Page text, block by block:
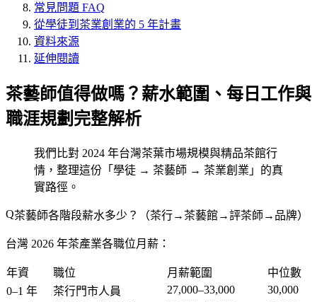
常見問題 FAQ
從學徒到茶業創業的 5 年計畫
資料來源
延伸閱讀
茶藝師值得做嗎？薪水範圍、每日工作與
職涯規劃完整解析
我們比對 2024 年台灣茶葉市場規模與精品茶館行
情，整理這份「學徒 → 茶藝師 → 茶業創業」的真
實路徑。
茶藝師各階段薪水多少？（茶行→茶藝館→評茶師→品牌）
台灣 2026 年茶產業各職位月薪：
年資 職位 月薪範圍
中位數
0–1 年
茶行門市人員 27,000–33,000
30,000